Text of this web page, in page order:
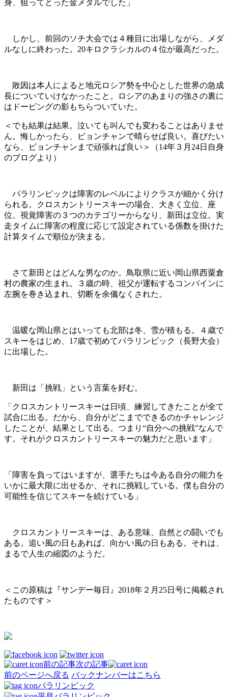
身、狙ってとった金メダルでした」
しかし、前回のソチ大会では４種目に出場しながら、メダ
ルなしに終わった。20キロクラシカルの４位が最高だった。
敗因は本人によると地元ロシア勢を中心とした世界の急成
長についていけなかったこと。ロシアのあまりの強さの裏に
はドーピングの影もちらついていた。
＜でも結果は結果。泣いても叫んでも変わることはありませ
ん。悔しかったら、ピョンチャンで晴らせば良い。喜びたい
なら、ピョンチャンまで頑張れば良い＞（14年３月24日自身
のブログより）
パラリンピックは障害のレベルによりクラスが細かく分け
られる。クロスカントリースキーの場合、大きく立位、座
位、視覚障害の３つのカテゴリーからなり、新田は立位。実
走タイムに障害の程度に応じて設定されている係数を掛けた
計算タイムで順位が決まる。
さて新田とはどんな男なのか。鳥取県に近い岡山県西粟倉
村の農家の生まれ。３歳の時、祖父が運転するコンバインに
左腕を巻き込まれ、切断を余儀なくされた。
温暖な岡山県とはいっても北部は冬、雪が積もる。４歳で
スキーをはじめ、17歳で初めてパラリンピック（長野大会）
に出場した。
新田は「挑戦」という言葉を好む。
「クロスカントリースキーは日頃、練習してきたことが全て
試合に出る。だから、自分がどこまでできるのかチャレンジ
したことが、結果として出る。つまり“自分への挑戦”なんで
す。それがクロスカントリースキーの魅力だと思います」
「障害を負ってはいますが、選手たちは今ある自分の能力を
いかに最大限に出せるか、それに挑戦している。僕も自分の
可能性を信じてスキーを続けている」
クロスカントリースキーは、ある意味、自然との闘いでも
ある。追い風の日もあれば、向かい風の日もある。それは、
まるで人生の縮図のようだ。
＜この原稿は『サンデー毎日』2018年２月25日号に掲載され
たものです＞
前の記事次の記事
前のページへ戻る バックナンバーはこちら
パラリンピック